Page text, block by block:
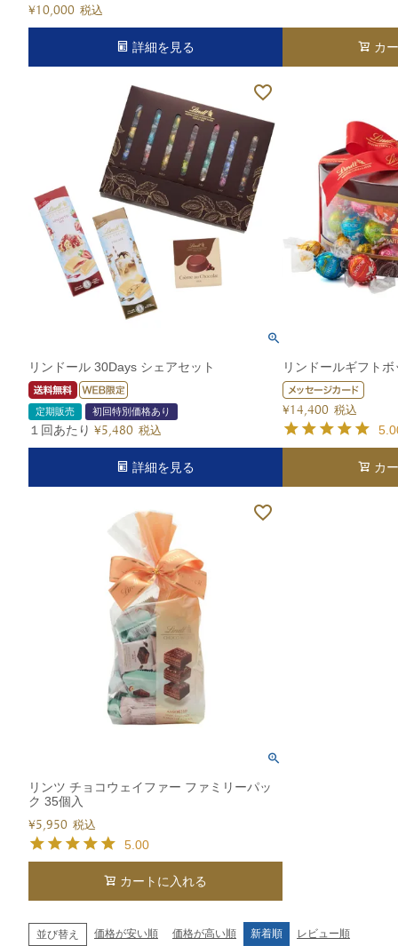
¥10,000 税込
詳細を見る カ
リンドール 30Days シェアセット
定期販売 初回特別価格あり
１回あたり ¥5,480 税込
詳細を見る
リンドールギフト
¥14,400 税込
カ
リンツ チョコウェイファー ファミリーパッ
ク 35個入
¥5,950 税込
5.00
カートに入れる
並び替え 価格が安い順 価格が高い順 新着順 レビュー順